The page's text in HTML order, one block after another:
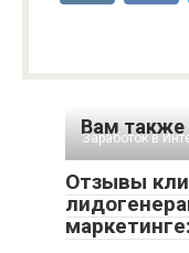
Вам также
Заработок в
Отзывы